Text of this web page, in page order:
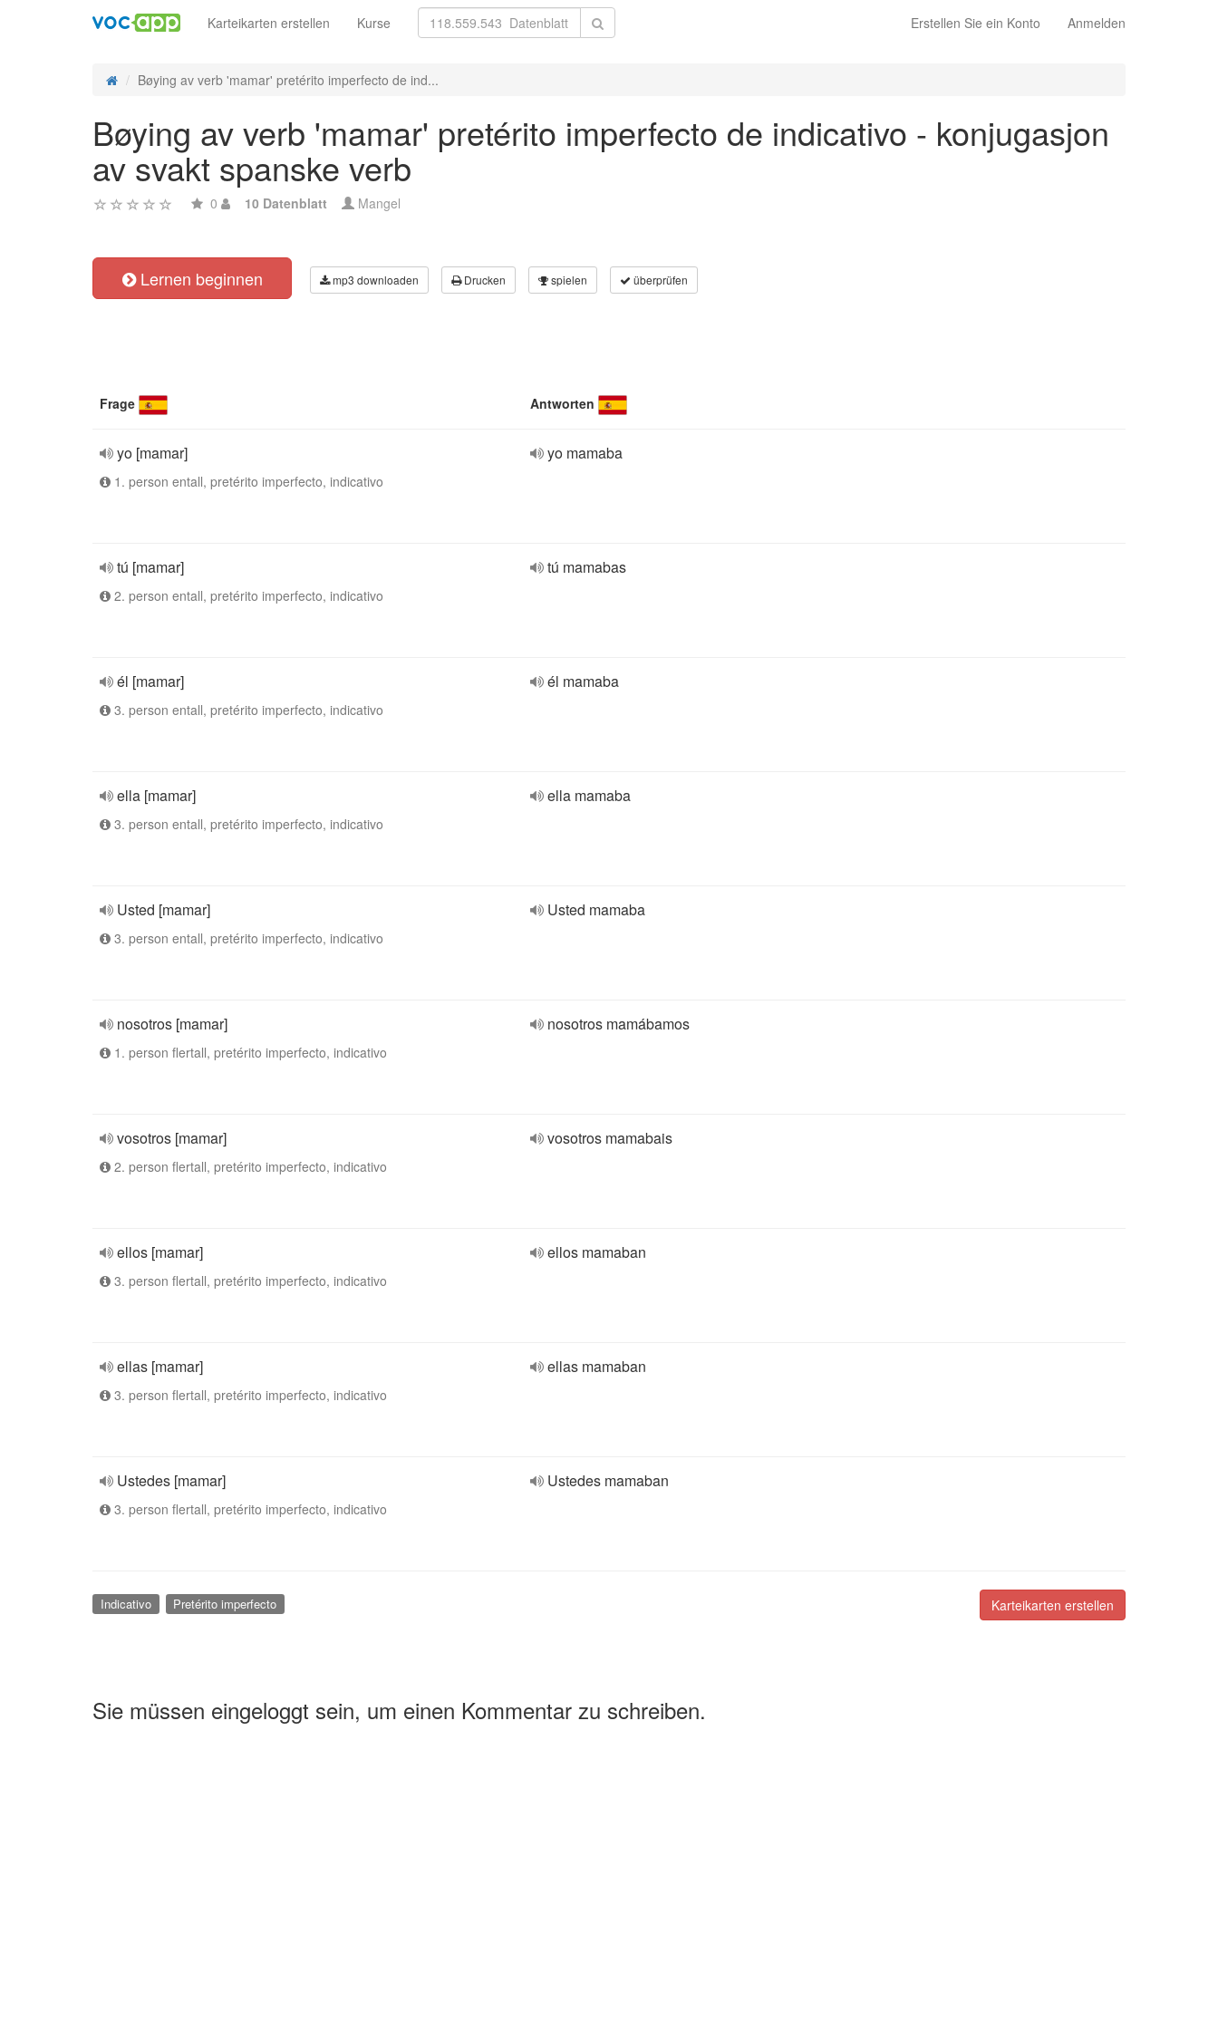
Erstellen Sie ein Konto Anmelden
Karteikarten erstellen Kurse
Bøying av verb 'mamar' pretérito imperfecto de ind...
Bøying av verb 'mamar' pretérito imperfecto de indicativo - konjugasjon
av svakt spanske verb
0 10 Datenblatt Mangel
Lernen beginnen mp3 downloaden Drucken spielen überprüfen
Frage Antworten
yo [mamar]
1. person entall, pretérito imperfecto, indicativo
yo mamaba
tú [mamar]
2. person entall, pretérito imperfecto, indicativo
tú mamabas
él [mamar]
3. person entall, pretérito imperfecto, indicativo
él mamaba
ella [mamar]
3. person entall, pretérito imperfecto, indicativo
ella mamaba
Usted [mamar]
3. person entall, pretérito imperfecto, indicativo
Usted mamaba
nosotros [mamar]
1. person flertall, pretérito imperfecto, indicativo
nosotros mamábamos
vosotros [mamar]
2. person flertall, pretérito imperfecto, indicativo
vosotros mamabais
ellos [mamar]
3. person flertall, pretérito imperfecto, indicativo
ellos mamaban
ellas [mamar]
3. person flertall, pretérito imperfecto, indicativo
ellas mamaban
Ustedes [mamar]
3. person flertall, pretérito imperfecto, indicativo
Ustedes mamaban
Karteikarten erstellen
Indicativo Pretérito imperfecto
Sie müssen eingeloggt sein, um einen Kommentar zu schreiben.